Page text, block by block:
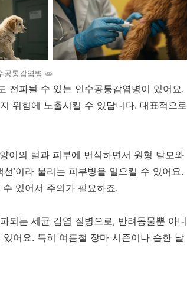
공통감염병 🧫
전파될 수 있는 인수공통감염병이 있어요.
위험에 노출시킬 수 있답니다. 대표적으로
이의 털과 피부에 번식하면서 원형 탈모와
’이라 불리는 피부병을 일으킬 수 있어요.
있어서 주의가 필요하죠.
되는 세균 감염 질병으로, 반려동물뿐 아니
어요. 특히 여름철 장마 시즌이나 습한 날